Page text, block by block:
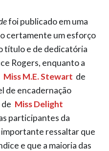
foi publicado em uma
certamente um esforço
título e de dedicatória
Rogers, enquanto a
Miss M.E. Stewart de
de encadernação
Miss Delight
participantes da
importante ressaltar que
e que a maioria das